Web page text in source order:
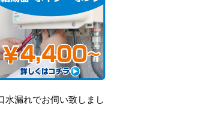
水漏れでお伺い致しまし